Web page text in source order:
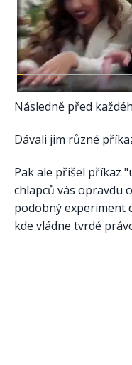
Následně před
Dávali jim různé
Pak ale přišel příkaz
chlapců vás opravdu
podobný experiment
kde vládne tvrdé